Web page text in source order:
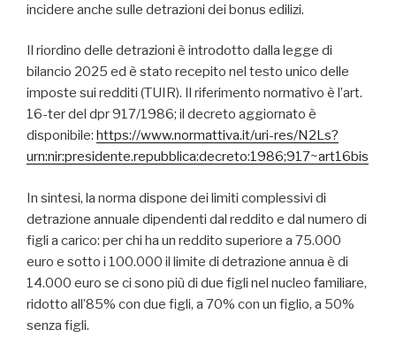
incidere anche sulle detrazioni dei bonus edilizi.
Il riordino delle detrazioni è introdotto dalla legge di
bilancio 2025 ed è stato recepito nel testo unico delle
imposte sui redditi (TUIR). Il riferimento normativo è l’art.
16-ter del dpr 917/1986; il decreto aggiornato è
disponibile: https://www.normattiva.it/uri-res/N2Ls?
urn:nir:presidente.repubblica:decreto:1986;917~art16bis
In sintesi, la norma dispone dei limiti complessivi di
detrazione annuale dipendenti dal reddito e dal numero di
figli a carico: per chi ha un reddito superiore a 75.000
euro e sotto i 100.000 il limite di detrazione annua è di
14.000 euro se ci sono più di due figli nel nucleo familiare,
ridotto all’85% con due figli, a 70% con un figlio, a 50%
senza figli.